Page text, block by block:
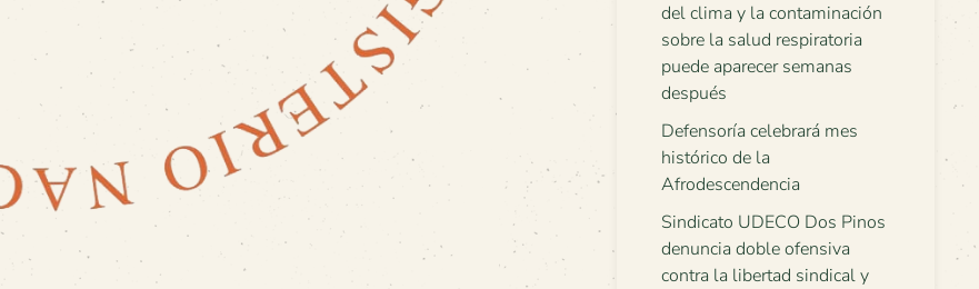
del clima y la contaminación
sobre la salud respiratoria
puede aparecer semanas
después
Defensoría celebrará mes
histórico de la
Afrodescendencia
Sindicato UDECO Dos Pinos
denuncia doble ofensiva
contra la libertad sindical y